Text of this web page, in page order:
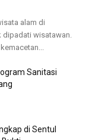
alam di
dipadati wisatawan.
Sanitasi
di Sentul